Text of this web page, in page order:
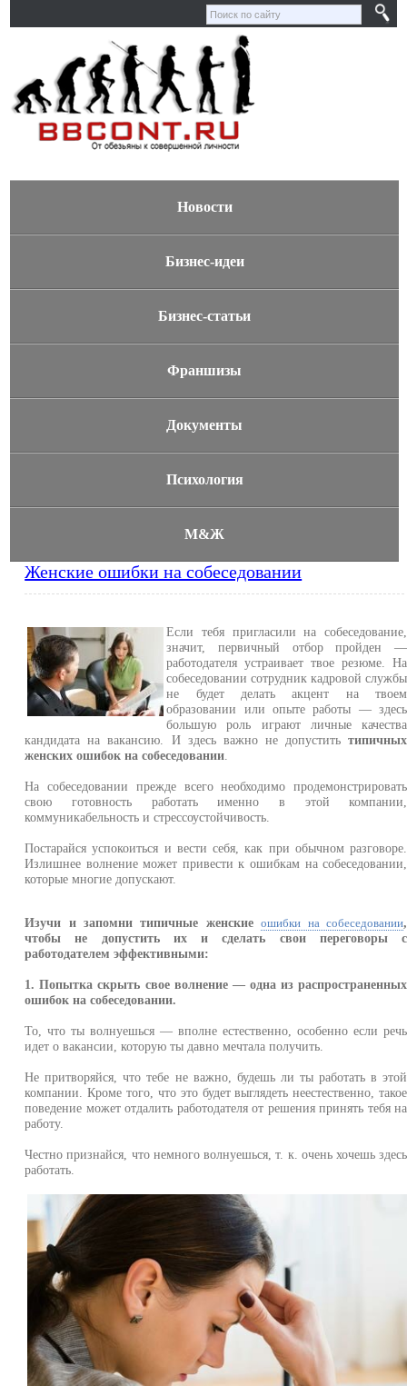
Новости
Бизнес-идеи
Бизнес-статьи
Франшизы
Документы
Психология
М&Ж
Женские ошибки на собеседовании
Если тебя пригласили на собеседование,
значит, первичный отбор пройден —
работодателя устраивает твое резюме. На
собеседовании сотрудник кадровой службы
не будет делать акцент на твоем
образовании или опыте работы — здесь
большую роль играют личные качества
кандидата на вакансию. И здесь важно не допуститьтипичных
женских ошибок на собеседовании
На собеседовании прежде всего необходимо продемонстрировать
свою готовность работать именно в этой компании,
коммуникабельность и стрессоустойчивость.
Постарайся успокоиться и вести себя, как при обычном разговоре.
Излишнее волнение может привести к ошибкам на собеседовании,
которые многие допускают.
Изучи и запомни типичные женскиеошибки на собеседовании,
чтобы не допустить их и сделать свои переговоры с
работодателем эффективными:
1. Попытка скрыть свое волнение — одна из распространенных
ошибок на собеседовании.
То, что ты волнуешься — вполне естественно, особенно если речь
идет о вакансии, которую ты давно мечтала получить.
Не притворяйся, что тебе не важно, будешь ли ты работать в этой
компании. Кроме того, что это будет выглядеть неестественно, такое
поведение может отдалить работодателя от решения принять тебя на
работу.
Честно признайся, что немного волнуешься, т. к. очень хочешь здесь
работать.